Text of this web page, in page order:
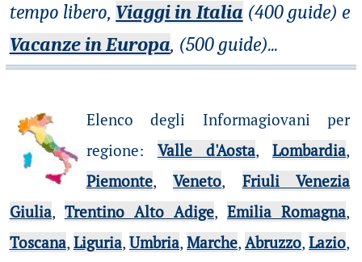
tempo libero, Viaggi in Italia (400 guide) e
Vacanze in Europa, (500 guide)...
Elenco degli Informagiovani per
regione: Valle d'Aosta,Lombardia,
Piemonte,Veneto, Friuli Venezia
Giulia, Trentino Alto Adige,Emilia Romagna,
Toscana, Liguria, Umbria,Marche,Abruzzo,Lazio,